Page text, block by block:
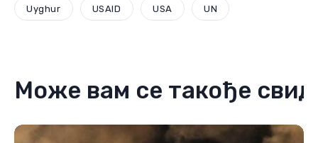
Uyghur USAID USA UN
Може вам се такође